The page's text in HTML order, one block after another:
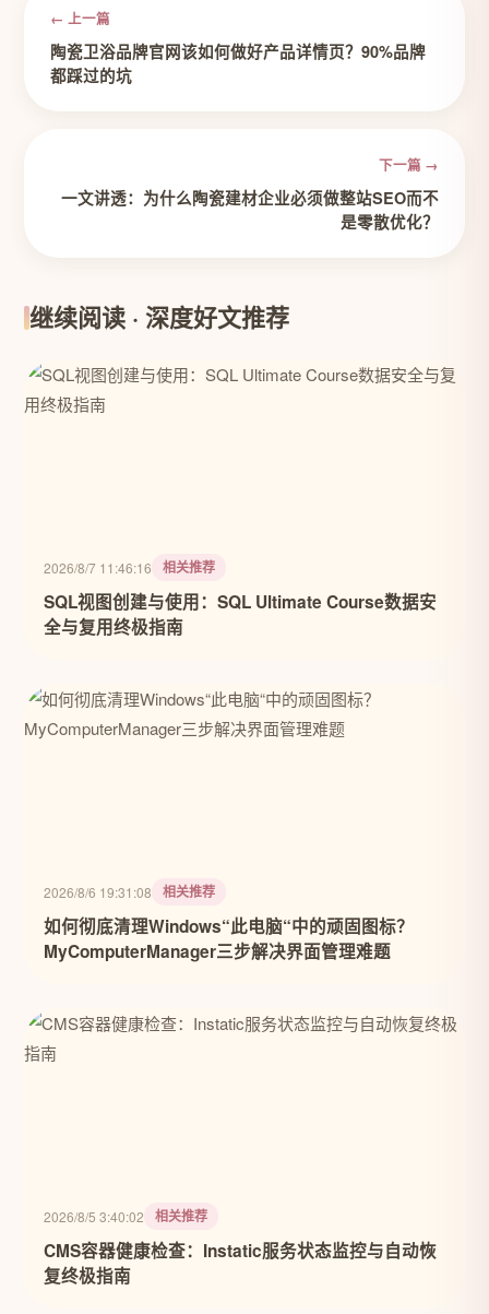
← 上一篇
陶瓷卫浴品牌官网该如何做好产品详情页？90%品牌
都踩过的坑
下一篇 →
一文讲透：为什么陶瓷建材企业必须做整站SEO而不
是零散优化？
继续阅读 · 深度好文推荐
2026/8/7 11:46:16 相关推荐
SQL视图创建与使用：SQL Ultimate Course数据安
全与复用终极指南
2026/8/6 19:31:08 相关推荐
如何彻底清理Windows“此电脑“中的顽固图标？
MyComputerManager三步解决界面管理难题
2026/8/5 3:40:02 相关推荐
CMS容器健康检查：Instatic服务状态监控与自动恢
复终极指南